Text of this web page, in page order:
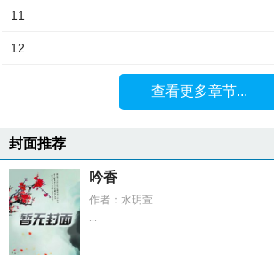
11
12
查看更多章节...
封面推荐
吟香
作者：水玥萱
...